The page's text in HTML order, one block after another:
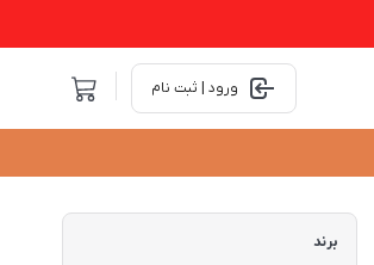
ورود | ثبت نام
برند